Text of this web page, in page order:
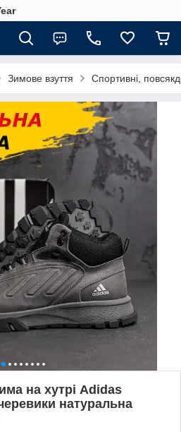
Зимове взуття Спортивні,
на хутрі Adidas
натуральна